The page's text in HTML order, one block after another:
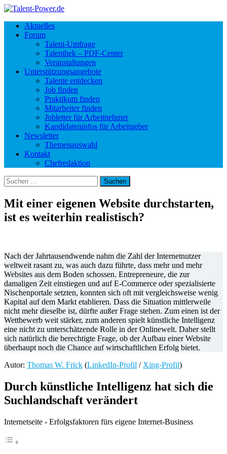
Aktuelles
Forum
Talent-Umfrage
Talenthek – PDF-Center
Veranstaltungen
Unterstützungsangebote
Talente entdecken
Job finden
Praktikum finden
Mitarbeiter finden
Jobletter für Arbeitnehmer
Kandidateninfos für Arbeitgeber
Newsletter
Themenauswahl
Kontakt
Chefredaktion
Suchen
nach:
Mit einer eigenen Website durchstarten,
ist es weiterhin realistisch?
Nach der Jahrtausendwende nahm die Zahl der Internetnutzer
weltweit rasant zu, was auch dazu führte, dass mehr und mehr
Websites aus dem Boden schossen. Entrepreneure, die zur
damaligen Zeit einstiegen und auf E-Commerce oder spezialisierte
Nischenportale setzten, konnten sich oft mit vergleichsweise wenig
Kapital auf dem Markt etablieren. Dass die Situation mittlerweile
nicht mehr dieselbe ist, dürfte außer Frage stehen. Zum einen ist der
Wettbewerb weit stärker, zum anderen spielt künstliche Intelligenz
eine nicht zu unterschätzende Rolle in der Onlinewelt. Daher stellt
sich natürlich die berechtigte Frage, ob der Aufbau einer Website
überhaupt noch die Chance auf wirtschaftlichen Erfolg bietet.
Autor: Thomas W. Frick (LinkedIn-Profil / Xing-Profil)
Durch künstliche Intelligenz hat sich die
Suchlandschaft verändert
Internetseite - Erfolgsfaktoren fürs eigene Internet-Business